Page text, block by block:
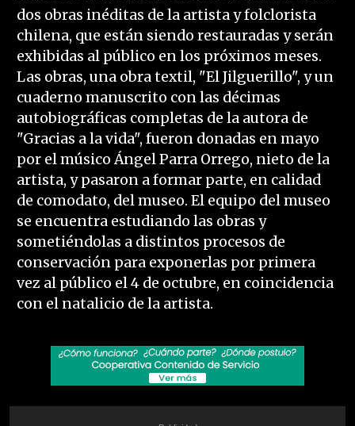
dos obras inéditas de la artista y folclorista
chilena, que están siendo restauradas y serán
exhibidas al público en los próximos meses.
Las obras, una obra textil, "El Jilguerillo", y un
cuaderno manuscrito con las décimas
autobiográficas completas de la autora de
"Gracias a la vida", fueron donadas en mayo
por el músico Ángel Parra Orrego, nieto de la
artista, y pasaron a formar parte, en calidad
de comodato, del museo. El equipo del museo
se encuentra estudiando las obras y
sometiéndolas a distintos procesos de
conservación para exponerlas por primera
vez al público el 4 de octubre, en coincidencia
con el natalicio de la artista.